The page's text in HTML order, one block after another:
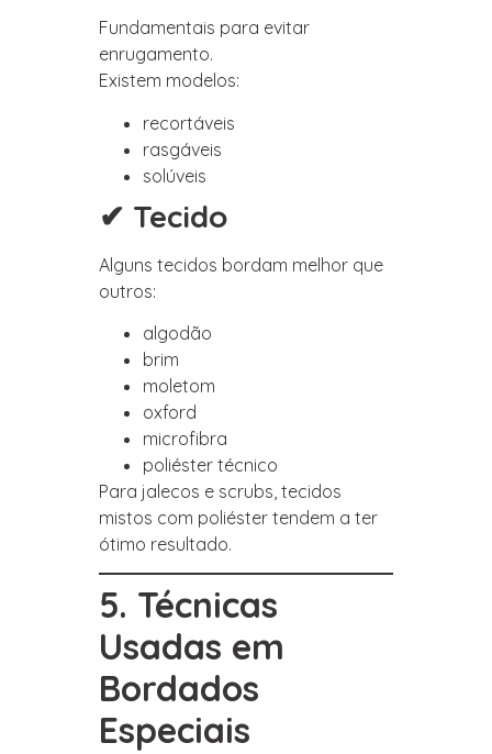
Fundamentais para evitar
enrugamento.
Existem modelos:
recortáveis
rasgáveis
solúveis
✔ Tecido
Alguns tecidos bordam melhor que
outros:
algodão
brim
moletom
oxford
microfibra
poliéster técnico
Para jalecos e scrubs, tecidos
mistos com poliéster tendem a ter
ótimo resultado.
5. Técnicas
Usadas em
Bordados
Especiais